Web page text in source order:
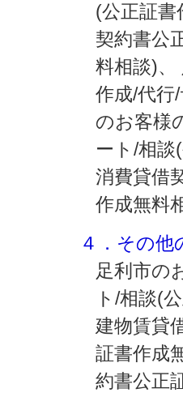
(公正証書
契約書公
料相談)、
作成/代行
のお客様
ート/相談
消費貸借
作成無料
４．その他
足利市の
ト/相談(
建物賃貸
証書作成
約書公正